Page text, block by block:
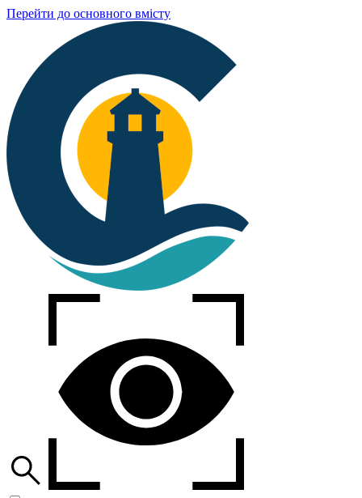
Перейти до основного вмісту